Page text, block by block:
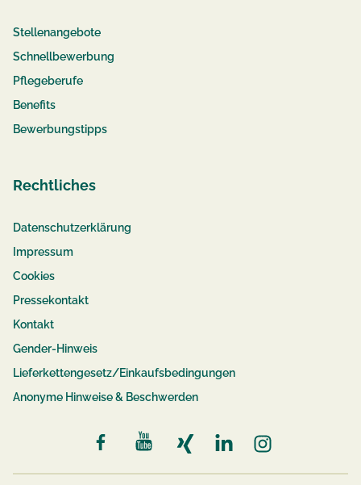
Stellenangebote
Schnellbewerbung
Pflegeberufe
Benefits
Bewerbungstipps
Rechtliches
Datenschutzerklärung
Impressum
Cookies
Pressekontakt
Kontakt
Gender-Hinweis
Lieferkettengesetz/Einkaufsbedingungen
Anonyme Hinweise & Beschwerden